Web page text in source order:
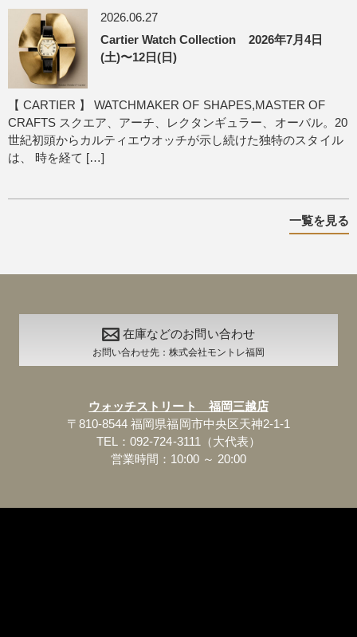
2026.06.27
Cartier Watch Collection 2026年7月4日
(土)〜12日(日)
【 CARTIER 】 WATCHMAKER OF SHAPES,MASTER OF
CRAFTS スクエア、アーチ、レクタンギュラー、オーバル。20
世紀初頭からカルティエウオッチが示し続けた独特のスタイル
は、 時を経て […]
一覧を見る
在庫などのお問い合わせ
お問い合わせ先：株式会社モントレ福岡
ウォッチストリート 福岡三越店
〒810-8544 福岡県福岡市中央区天神2-1-1
TEL：092-724-3111（大代表）
営業時間：10:00 ～ 20:00